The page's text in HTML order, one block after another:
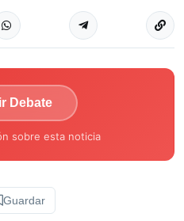
Debate
sobre esta noticia
Guardar